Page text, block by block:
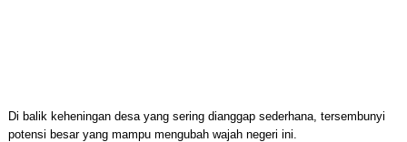
Di balik keheningan desa yang sering dianggap sederhana, tersembunyi
potensi besar yang mampu mengubah wajah negeri ini.